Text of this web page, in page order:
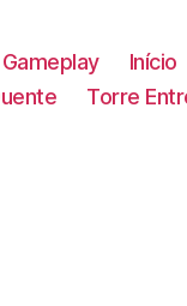
Gameplay Início
Torre